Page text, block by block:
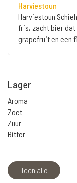
Harviestoun
Harviestoun
fris, zacht bier dat
grapefruit en een
Lager
Aroma
Zoet
Zuur
Bitter
Toon alle